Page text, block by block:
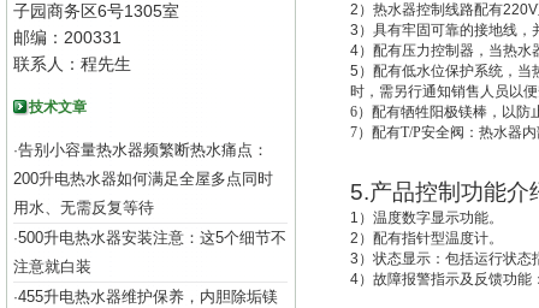
子园商务区6号1305室
邮编：200331
联系人：程先生
技术文章
·告别小容量热水器频繁断热水痛点：
200升电热水器如何满足全屋多点同时
用水、无需反复等待
·500升电热水器安装注意：这5个细节不
注意就白装
·455升电热水器维护保养，内胆除垢镁
2 ）热水器控制线路配有220V
3 ）具有牢固可靠的接地线，
4）配有压力控制器，当热水
5 ）配有低水位保护系统， 当
时，需另行通知销售人员以
6）配有牺牲阳极镁棒，以防
7）配有T/P安全阀：热水器
5.产品控制功能介
1 ）温度数字显示功能。
2 ）配有指针型温度计。
3 ）状态显示：包括运行状
4）故障报警指示及反馈功